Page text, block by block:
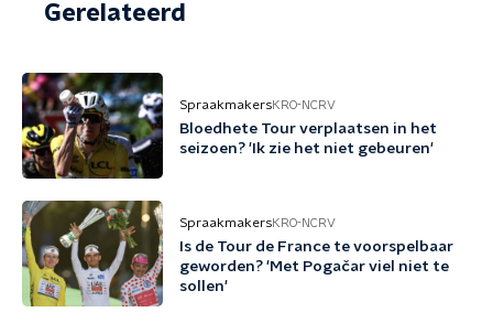
Gerelateerd
SpraakmakersKRO-NCRV
Bloedhete Tour verplaatsen in het
seizoen? 'Ik zie het niet gebeuren'
SpraakmakersKRO-NCRV
Is de Tour de France te voorspelbaar
geworden? 'Met Pogačar viel niet te
sollen'